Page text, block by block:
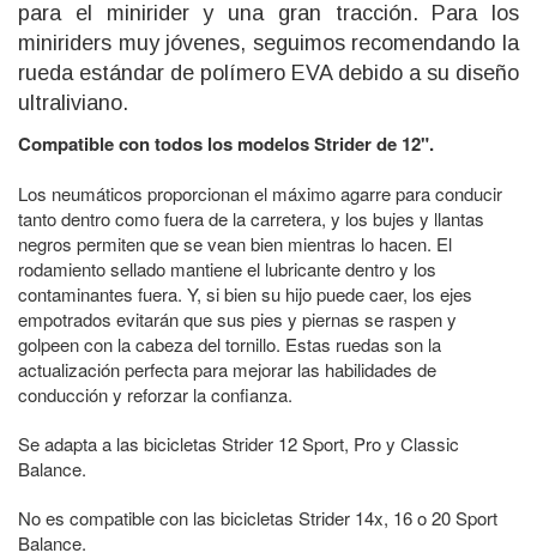
para el minirider y una gran tracción. Para los
miniriders muy jóvenes, seguimos recomendando la
rueda estándar de polímero EVA debido a su diseño
ultraliviano.
Compatible con todos los modelos Strider de 12".
Los neumáticos proporcionan el máximo agarre para conducir
tanto dentro como fuera de la carretera, y los bujes y llantas
negros permiten que se vean bien mientras lo hacen. El
rodamiento sellado mantiene el lubricante dentro y los
contaminantes fuera. Y, si bien su hijo puede caer, los ejes
empotrados evitarán que sus pies y piernas se raspen y
golpeen con la cabeza del tornillo. Estas ruedas son la
actualización perfecta para mejorar las habilidades de
conducción y reforzar la confianza.
Se adapta a las bicicletas Strider 12 Sport, Pro y Classic
Balance.
No es compatible con las bicicletas Strider 14x, 16 o 20 Sport
Balance.